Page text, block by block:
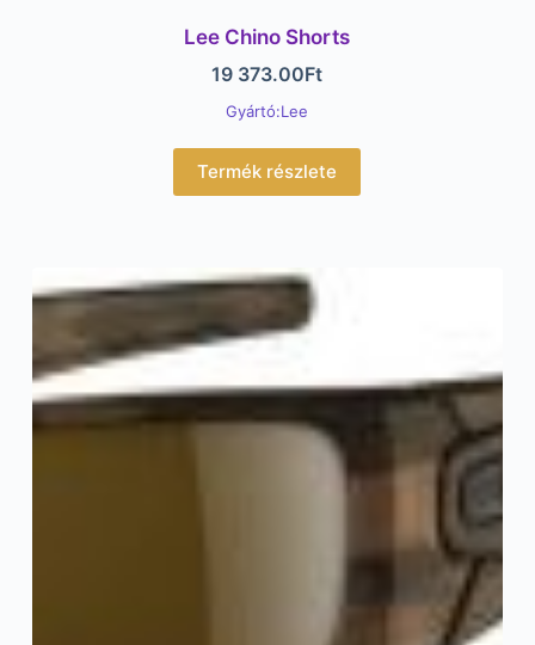
Lee Chino Shorts
19 373.00Ft
Gyártó:Lee
Termék részlete